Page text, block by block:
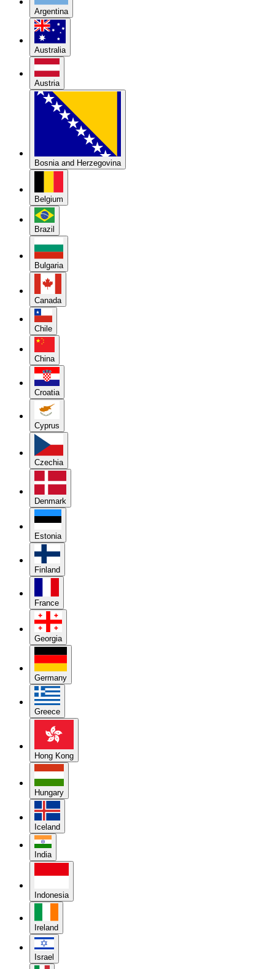
Argentina
Australia
Austria
Bosnia and Herzegovina
Belgium
Brazil
Bulgaria
Canada
Chile
China
Croatia
Cyprus
Czechia
Denmark
Estonia
Finland
France
Georgia
Germany
Greece
Hong Kong
Hungary
Iceland
India
Indonesia
Ireland
Israel